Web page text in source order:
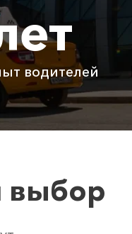
6150 ₽
2325 ₽
Бесплатно
Бесплатно
водителей
выбор